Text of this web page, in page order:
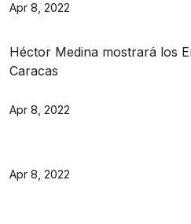
Apr 8, 2022
Héctor Medina mostrará los
Caracas
Apr 8, 2022
Apr 8, 2022